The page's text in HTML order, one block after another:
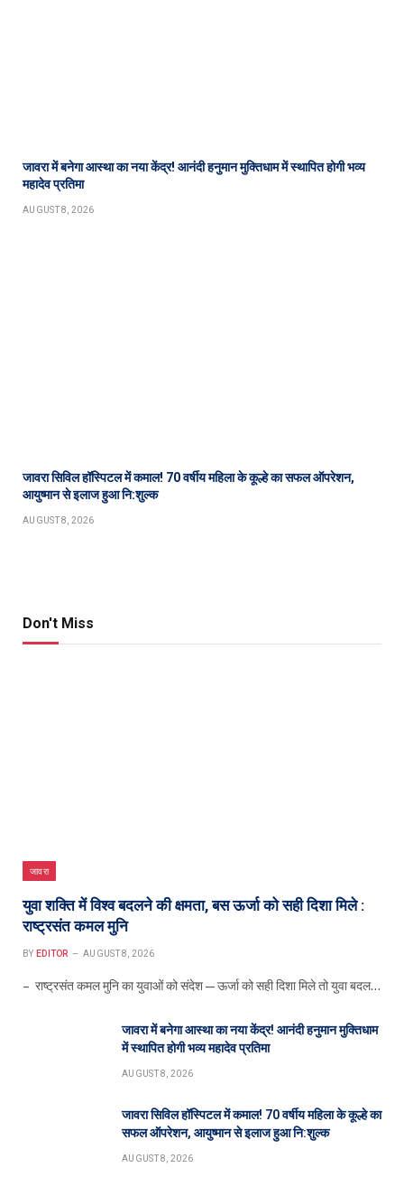
जावरा में बनेगा आस्था का नया केंद्र! आनंदी हनुमान मुक्तिधाम में स्थापित होगी भव्य
महादेव प्रतिमा
AUGUST 8, 2026
जावरा सिविल हॉस्पिटल में कमाल! 70 वर्षीय महिला के कूल्हे का सफल ऑपरेशन,
आयुष्मान से इलाज हुआ नि:शुल्क
AUGUST 8, 2026
Don't Miss
जावरा
युवा शक्ति में विश्व बदलने की क्षमता, बस ऊर्जा को सही दिशा मिले :
राष्ट्रसंत कमल मुनि
BY EDITOR AUGUST 8, 2026
– राष्ट्रसंत कमल मुनि का युवाओं को संदेश—ऊर्जा को सही दिशा मिले तो युवा बदल…
जावरा में बनेगा आस्था का नया केंद्र! आनंदी हनुमान मुक्तिधाम
में स्थापित होगी भव्य महादेव प्रतिमा
AUGUST 8, 2026
जावरा सिविल हॉस्पिटल में कमाल! 70 वर्षीय महिला के कूल्हे का
सफल ऑपरेशन, आयुष्मान से इलाज हुआ नि:शुल्क
AUGUST 8, 2026